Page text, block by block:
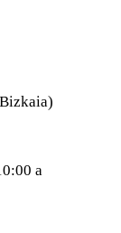
a